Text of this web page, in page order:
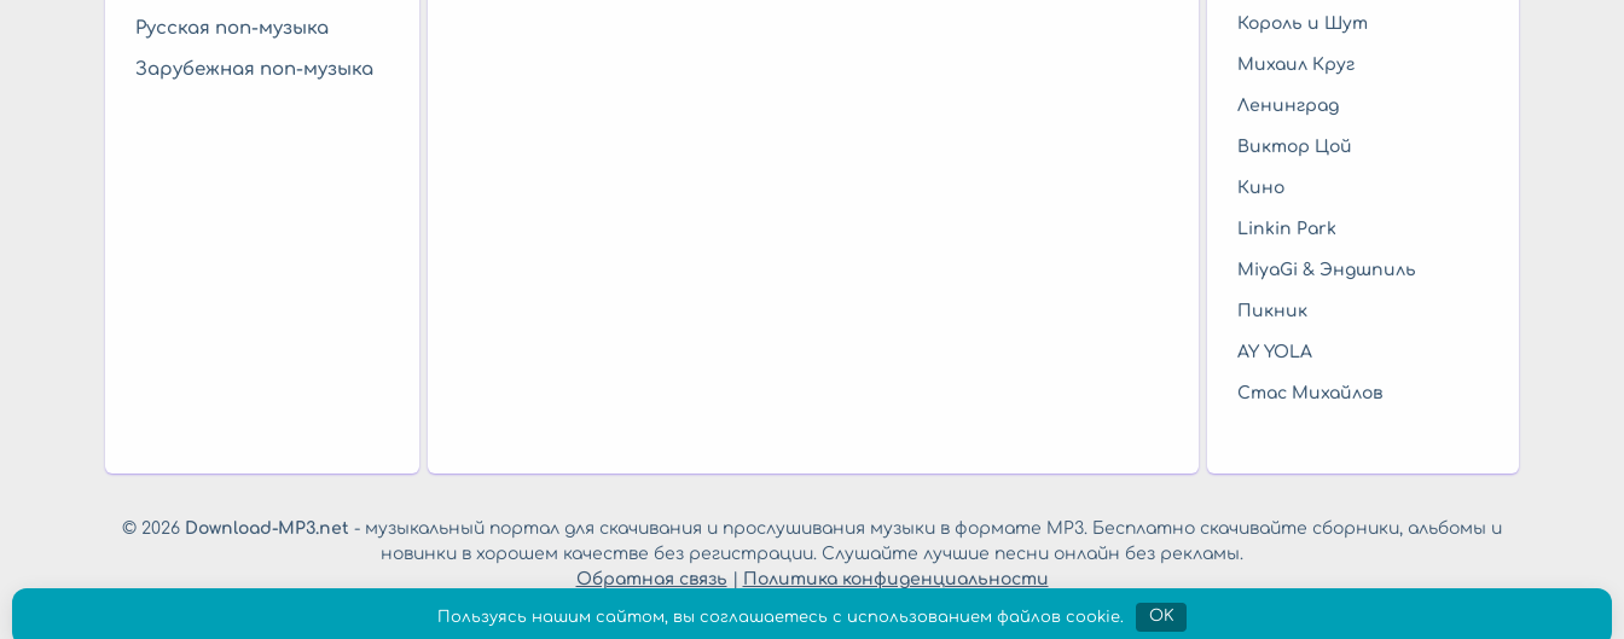
Русская поп-музыка
Зарубежная поп-музыка
Король и Шут
Михаил Круг
Ленинград
Виктор Цой
Кино
Linkin Park
MiyaGi & Эндшпиль
Пикник
AY YOLA
Стас Михайлов
© 2026 Download-MP3.net - музыкальный портал для скачивания и прослушивания музыки в формате MP3. Бесплатно скачивайте сборники, альбомы и
новинки в хорошем качестве без регистрации. Слушайте лучшие песни онлайн без рекламы.
Обратная связь
Политика конфиденциальности
Пользуясь нашим сайтом, вы соглашаетесь с использованием файлов cookie. OK